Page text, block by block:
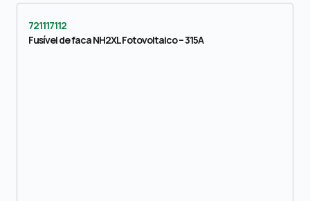
721117112
Fusível de faca NH2XL Fotovoltaico – 315A